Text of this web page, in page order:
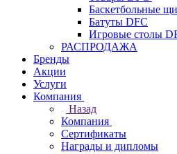
Баскетбольные
Батуты DFC
Игровые столы
РАСПРОДАЖА
Бренды
Акции
Услуги
Компания
Назад
Компания
Сертификаты
Награды и дипломы